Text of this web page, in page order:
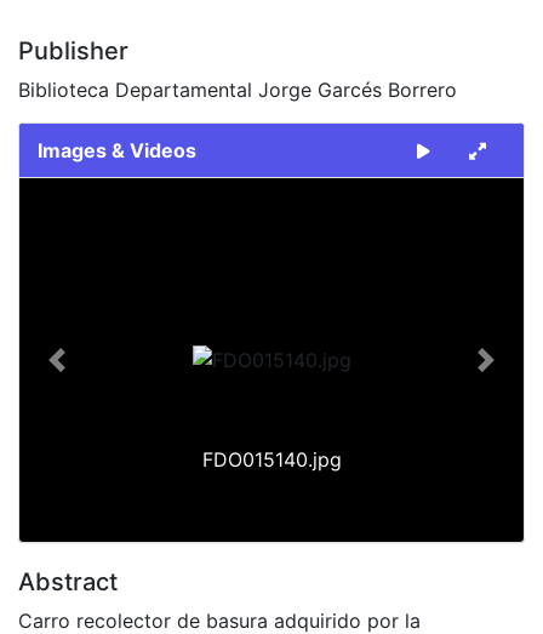
Publisher
Biblioteca Departamental Jorge Garcés Borrero
Images & Videos
FDO015140.jpg
Previous Next
Abstract
Carro recolector de basura adquirido por la